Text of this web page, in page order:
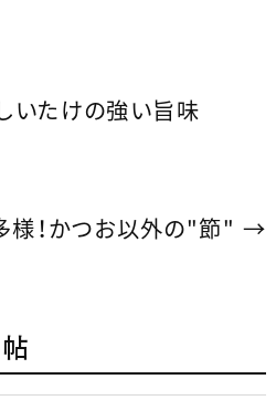
いたけの強い旨味
様！かつお以外の"節" →